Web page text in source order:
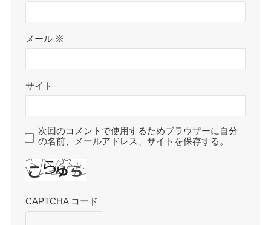
メール ※
サイト
次回のコメントで使用するためブラウザーに自分
の名前、メールアドレス、サイトを保存する。
CAPTCHA コード